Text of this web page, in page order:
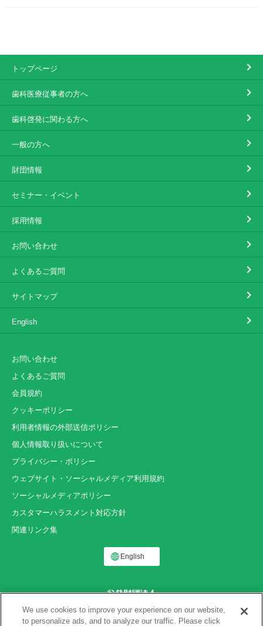
トップページ
歯科医療従事者の方へ
歯科啓発に関わる方へ
一般の方へ
財団情報
セミナー・イベント
採用情報
お問い合わせ
よくあるご質問
サイトマップ
English
お問い合わせ
よくあるご質問
会員規約
クッキーポリシー
利用者情報の外部送信ポリシー
個人情報取り扱いについて
プライバシー・ポリシー
ウェブサイト・ソーシャルメディア利用規約
ソーシャルメディアポリシー
カスタマーハラスメント対応方針
関連リンク集
English
We use cookies to improve your experience on our website,
to personalize ads, and to analyze our traffic. Please click